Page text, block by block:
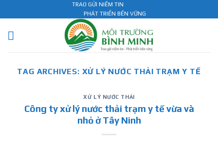
to
content
TRAO GỬI NIỀM TIN
PHÁT TRIỂN BỀN VỮNG
TAG ARCHIVES: XỬ LÝ NƯỚC THẢI TRẠM Y TẾ
XỬ LÝ NƯỚC THẢI
Công ty xử lý nước thải trạm y tế vừa và
nhỏ ở Tây Ninh